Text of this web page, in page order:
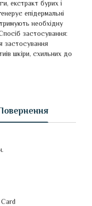
екстракт бурих і
епідермальні
необхідну
застосування:
застосування
шкіри, схильних до